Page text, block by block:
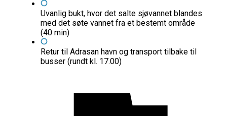
Uvanlig bukt, hvor det salte sjøvannet blandes
med det søte vannet fra et bestemt område
(40 min)
Retur til Adrasan havn og transport tilbake til
busser (rundt kl. 17.00)